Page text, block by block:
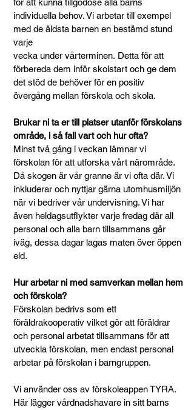
för att kunna tillgodose alla barns
individuella behov. Vi arbetar till exempel
med de äldsta barnen en bestämd stund
varje
vecka under vårterminen. Detta för att
förbereda dem inför skolstart och ge dem
det stöd de behöver för en positiv
övergång mellan förskola och skola.
Brukar ni ta er till platser utanför förskolans
område, i så fall vart och hur ofta?
Minst två gång i veckan lämnar vi
förskolan för att utforska vårt närområde.
Då skogen är vår granne är vi ofta där. Vi
inkluderar och nyttjar gärna utomhusmiljön
när vi bedriver vår undervisning. Vi har
även heldagsutflykter varje fredag där all
personal och alla barn tillsammans går
iväg, dessa dagar lagas maten över öppen
eld.
Hur arbetar ni med samverkan mellan hem
och förskola?
Förskolan bedrivs som ett
föräldrakooperativ vilket gör att föräldrar
och personal arbetat tillsammans för att
utveckla förskolan, men endast personal
arbetar på förskolan i barngruppen.
Vi använder oss av förskoleappen TYRA.
Här lägger vårdnadshavare in sitt barns